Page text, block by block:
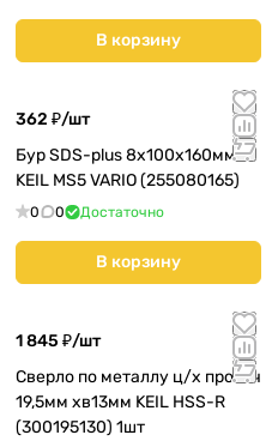
В корзину
362 ₽/шт
Бур SDS-plus 8х100х160мм
KEIL MS5 VARIO (255080165)
0 0 Достаточно
В корзину
1 845 ₽/шт
Сверло по металлу ц/х проточ
19,5мм хв13мм KEIL HSS-R
(300195130) 1шт